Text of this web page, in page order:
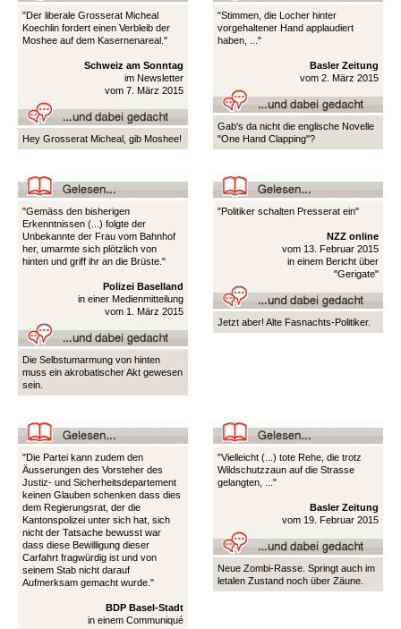
"Der liberale Grosserat Micheal
Koechlin fordert einen Verbleib der
Moshee auf dem Kasernenareal."
Schweiz am Sonntag
im Newsletter
vom 7. März 2015
Hey Grosserat Micheal, gib Moshee!
"Stimmen, die Locher hinter
vorgehaltener Hand applaudiert
haben, ..."
Basler Zeitung
vom 2. März 2015
Gab's da nicht die englische Novelle
"One Hand Clapping"?
"Gemäss den bisherigen
Erkenntnissen (...) folgte der
Unbekannte der Frau vom Bahnhof
her, umarmte sich plötzlich von
hinten und griff ihr an die Brüste."
Polizei Baselland
in einer Medienmitteilung
vom 1. März 2015
Die Selbstumarmung von hinten
muss ein akrobatischer Akt gewesen
sein.
"Politiker schalten Presserat ein"
NZZ online
vom 13. Februar 2015
in einem Bericht über
"Gerigate"
Jetzt aber! Alte Fasnachts-Politiker.
"Die Partei kann zudem den
Äusserungen des Vorsteher des
Justiz- und Sicherheitsdepartement
keinen Glauben schenken dass dies
dem Regierungsrat, der die
Kantonspolizei unter sich hat, sich
nicht der Tatsache bewusst war
dass diese Bewilligung dieser
Carfahrt fragwürdig ist und von
seinem Stab nicht darauf
Aufmerksam gemacht wurde."
BDP Basel-Stadt
in einem Communiqué
"Vielleicht (...) tote Rehe, die trotz
Wildschutzzaun auf die Strasse
gelangten, ..."
Basler Zeitung
vom 19. Februar 2015
Neue Zombi-Rasse. Springt auch im
letalen Zustand noch über Zäune.